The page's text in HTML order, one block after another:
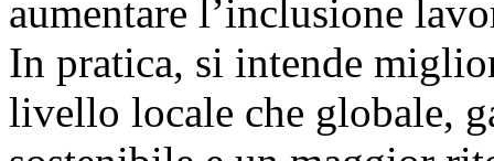
aumentare l’inclusione
In pratica, si intende
livello locale che globale,